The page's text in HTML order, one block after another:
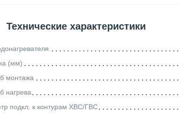
Технические характеристики
(мм)
монтажа
нагрева
подкл. к контурам ХВС/ГВС